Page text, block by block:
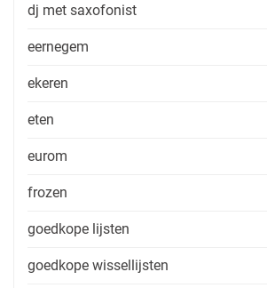
dj met saxofonist
eernegem
ekeren
eten
eurom
frozen
goedkope lijsten
goedkope wissellijsten